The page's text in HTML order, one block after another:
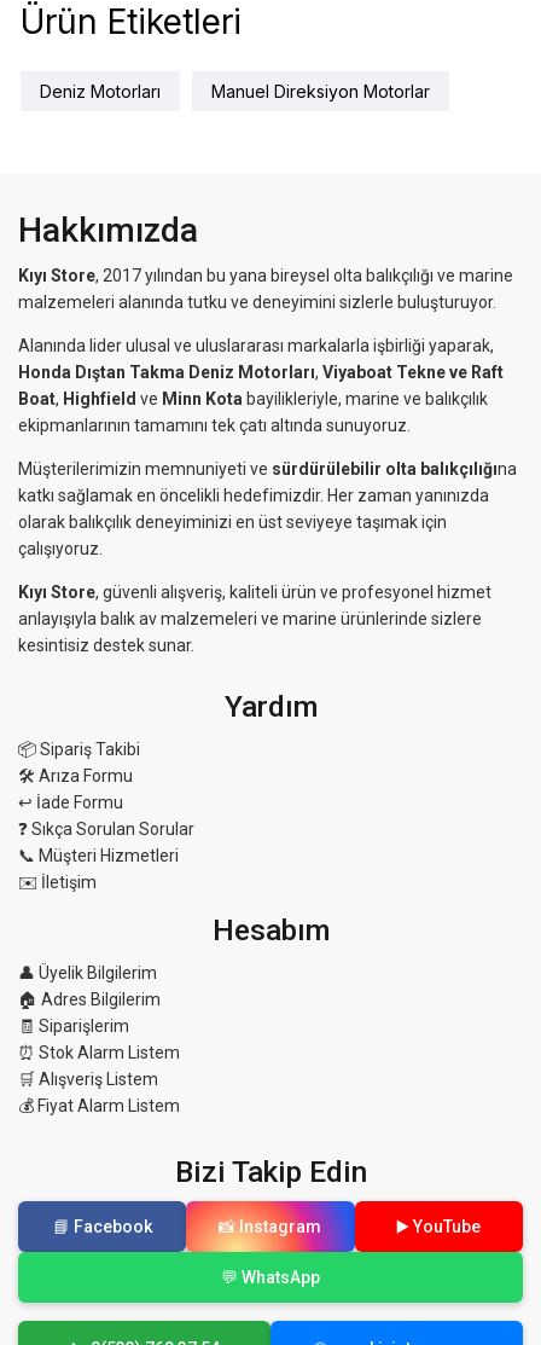
Ürün Etiketleri
Deniz Motorları Manuel Direksiyon Motorlar
Hakkımızda
Kıyı Store, 2017 yılından bu yana bireysel olta balıkçılığı ve marine
malzemeleri alanında tutku ve deneyimini sizlerle buluşturuyor.
Alanında lider ulusal ve uluslararası markalarla işbirliği yaparak,
Honda Dıştan Takma Deniz Motorları, Viyaboat Tekne ve Raft
Boat, Highfield ve Minn Kota bayilikleriyle, marine ve balıkçılık
ekipmanlarının tamamını tek çatı altında sunuyoruz.
Müşterilerimizin memnuniyeti ve sürdürülebilir olta balıkçılığına
katkı sağlamak en öncelikli hedefimizdir. Her zaman yanınızda
olarak balıkçılık deneyiminizi en üst seviyeye taşımak için
çalışıyoruz.
Kıyı Store, güvenli alışveriş, kaliteli ürün ve profesyonel hizmet
anlayışıyla balık av malzemeleri ve marine ürünlerinde sizlere
kesintisiz destek sunar.
Yardım
📦 Sipariş Takibi
🛠 Arıza Formu
↩️ İade Formu
❓ Sıkça Sorulan Sorular
📞 Müşteri Hizmetleri
✉️ İletişim
Hesabım
👤 Üyelik Bilgilerim
🏠 Adres Bilgilerim
🧾 Siparişlerim
⏰ Stok Alarm Listem
🛒 Alışveriş Listem
💰 Fiyat Alarm Listem
Bizi Takip Edin
📘 Facebook 📸 Instagram ▶️ YouTube
💬 WhatsApp